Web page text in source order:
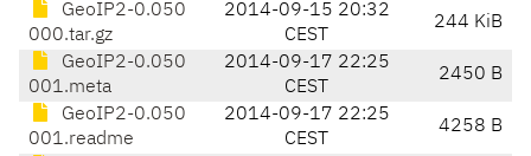
GeoIP2-0.050
000.tar.gz
2014-09-15 20:32
CEST
244 KiB
GeoIP2-0.050
001.meta
2014-09-17 22:25
CEST
2450 B
GeoIP2-0.050
001.readme
2014-09-17 22:25
CEST
4258 B